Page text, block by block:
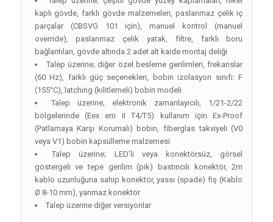
kaplı gövde, farklı gövde malzemeleri, paslanmaz çelik iç
parçalar (CBSVG 101 için), manuel kontrol (manuel
override), paslanmaz çelik yatak, filtre, farklı boru
bağlantıları, gövde altında 2 adet alt kaide montaj deliği
Talep üzerine; diğer özel besleme gerilimleri, frekanslar
(60 Hz), farklı güç seçenekleri, bobin izolasyon sınıfı: F
(155°C), latching (kilitlemeli) bobin modeli
Talep üzerine; elektronik zamanlayıcılı, 1/21-2/22
bölgelerinde (Eex em II T4/T5) kullanım için Ex-Proof
(Patlamaya Karşı Korumalı) bobin, fiberglas takviyeli (V0
veya V1) bobin kapsülleme malzemesi
Talep üzerine; LED’li veya konektörsüz, görsel
göstergeli ve tepe gerilim (pik) bastırıcılı konektör, 2m
kablo uzunluğuna sahip konektör, yassı (spade) fiş (Kablo
Ø 8-10 mm), yanmaz konektör
Talep üzerine diğer versiyonlar